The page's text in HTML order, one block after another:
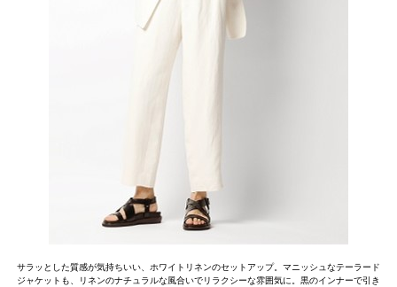
サラッとした質感が気持ちいい、ホワイトリネンのセットアップ。マニッシュなテーラード
ジャケットも、リネンのナチュラルな風合いでリラクシーな雰囲気に。黒のインナーで引き